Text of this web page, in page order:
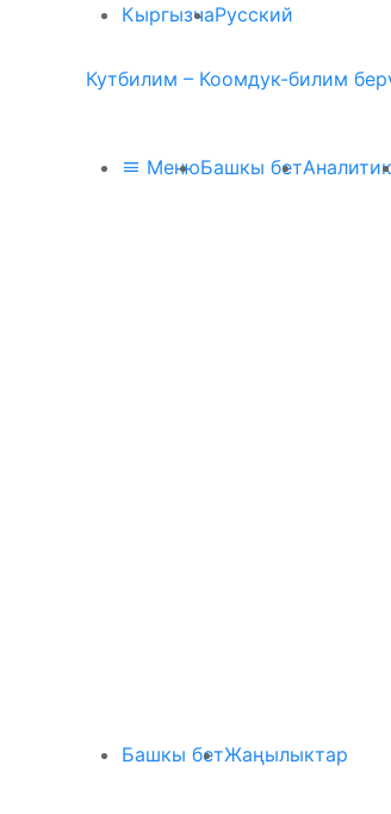
КыргызчаРусский
Кутбилим – Коомдук-билим
МенюБашкы бет
Башкы бетЖаңылыктар